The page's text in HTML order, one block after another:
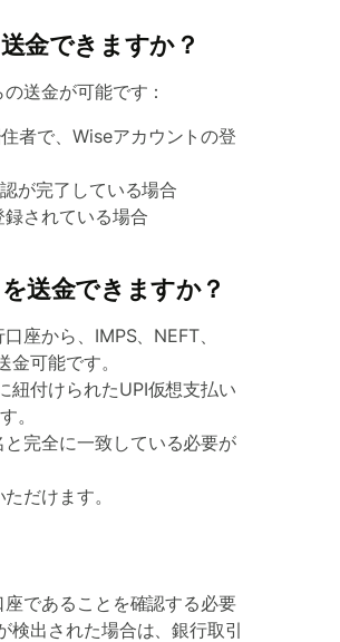
金できますか？
送金が可能です：
者で、Wiseアカウントの登
が完了している場合
されている場合
送金できますか？
座から、IMPS、NEFT、
可能です。
紐付けられたUPI仮想支払い
。
完全に一致している必要が
だけます。
であることを確認する必要
検出された場合は、銀行取引